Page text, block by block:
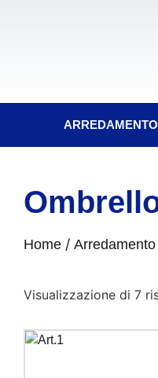
Home /
Visualizzazione di 7